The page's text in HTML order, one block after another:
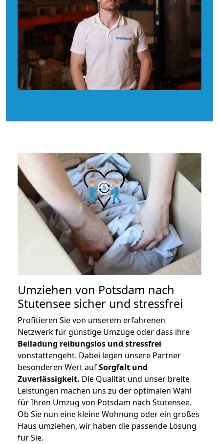
Umziehen von Potsdam nach
Stutensee sicher und stressfrei
Profitieren Sie von unserem erfahrenen
Netzwerk für günstige Umzüge oder dass ihre
Beiladung reibungslos und stressfrei
vonstattengeht. Dabei legen unsere Partner
besonderen Wert aufSorgfalt und
Zuverlässigkeit. Die Qualität und unser breite
Leistungen machen uns zu der optimalen Wahl
für Ihren Umzug von Potsdam nach Stutensee.
Ob Sie nun eine kleine Wohnung oder ein großes
Haus umziehen, wir haben die passende Lösung
für Sie.